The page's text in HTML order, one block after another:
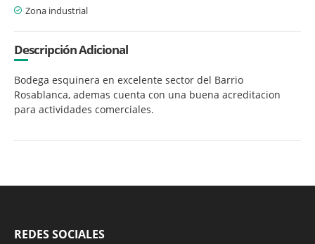
Zona industrial
Descripción Adicional
Bodega esquinera en excelente sector del Barrio
Rosablanca, ademas cuenta con una buena acreditacion
para actividades comerciales.
REDES SOCIALES